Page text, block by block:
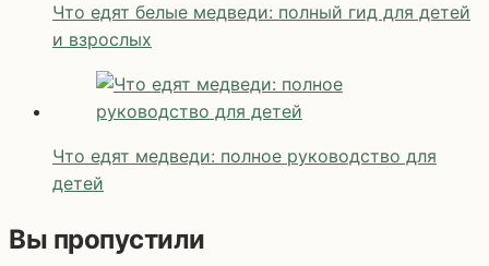
Что едят белые медведи: полный гид для детей
и взрослых
Что едят медведи: полное руководство для
детей
Вы пропустили